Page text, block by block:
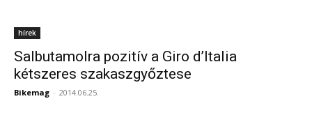
hírek
Salbutamolra pozitív a Giro d’Italia
kétszeres szakaszgyőztese
Bikemag - 2014.06.25.